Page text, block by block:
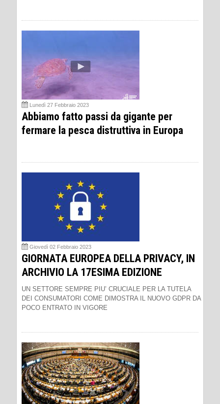
Lunedì 27 Febbraio 2023
Abbiamo fatto passi da gigante per
fermare la pesca distruttiva in Europa
Giovedì 02 Febbraio 2023
GIORNATA EUROPEA DELLA PRIVACY, IN
ARCHIVIO LA 17ESIMA EDIZIONE
UN SETTORE SEMPRE PIU’ CRUCIALE PER LA TUTELA
DEI CONSUMATORI COME DIMOSTRA IL NUOVO GDPR DA
POCO ENTRATO IN VIGORE